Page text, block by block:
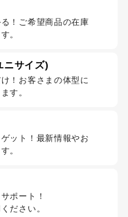
！ご希望商品の在庫
。
ニサイズ)
！お客さまの体型に
す。
ット！最新情報やお
。
ポート！
ださい。